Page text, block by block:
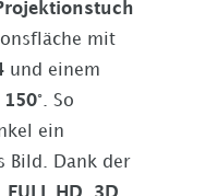
mit
und einem
150° . So
ein
Bild. Dank der